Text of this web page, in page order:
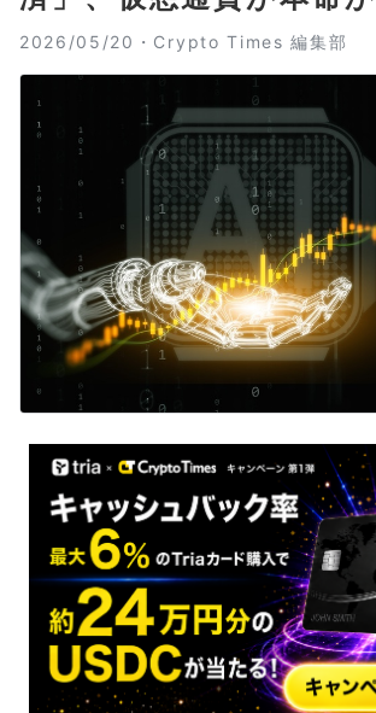
2026/05/20・ Crypto Times 編集部